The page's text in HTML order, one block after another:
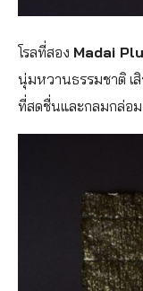
โรลที่สอง Madai
นุ่มหวานธรรมชาติ เ
ที่สดชื่นและกลมกล่อม